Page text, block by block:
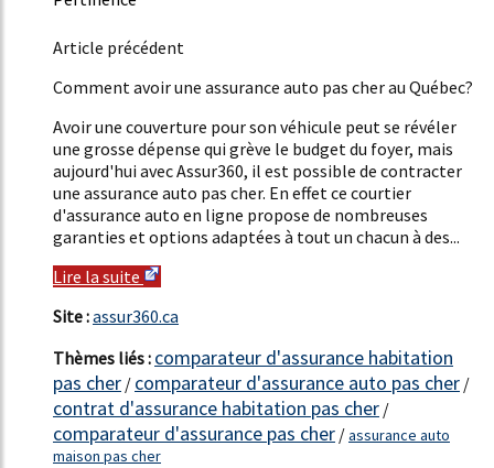
Article précédent
Comment avoir une assurance auto pas cher au Québec?
Avoir une couverture pour son véhicule peut se révéler
une grosse dépense qui grève le budget du foyer, mais
aujourd'hui avec Assur360, il est possible de contracter
une assurance auto pas cher. En effet ce courtier
d'assurance auto en ligne propose de nombreuses
garanties et options adaptées à tout un chacun à des...
Lire la suite
Site :assur360.ca
Thèmes liés : comparateur d'assurance habitation
pas cher / comparateur d'assurance auto pas cher /
contrat d'assurance habitation pas cher /
comparateur d'assurance pas cher /assurance auto
maison pas cher